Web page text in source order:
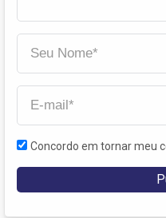
Concordo em tornar meu